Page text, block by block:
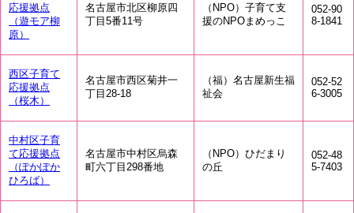
応援拠点
（遊モア柳
原）
名古屋市北区柳原四
丁目5番11号
（NPO）子育て支
援のNPOまめっこ
052-90
8-1841
西区子育て
応援拠点
（桜木）
名古屋市西区菊井一
丁目28-18
（福）名古屋新生福
祉会
052-52
6-3005
中村区子育
て応援拠点
（ぽかぽか
ひろば）
名古屋市中村区烏森
町六丁目298番地
（NPO）ひだまり
の丘
052-48
5-7403